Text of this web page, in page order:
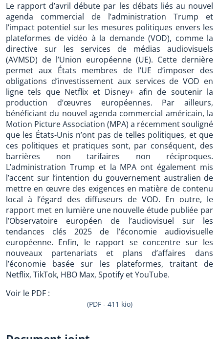
Le rapport d’avril débute par les débats liés au nouvel
agenda commercial de l’administration Trump et
l’impact potentiel sur les mesures politiques envers les
plateformes de vidéo à la demande (VOD), comme la
directive sur les services de médias audiovisuels
(AVMSD) de l’Union européenne (UE). Cette dernière
permet aux États membres de l’UE d’imposer des
obligations d’investissement aux services de VOD en
ligne tels que Netflix et Disney+ afin de soutenir la
production d’œuvres européennes. Par ailleurs,
bénéficiant du nouvel agenda commercial américain, la
Motion Picture Association (MPA) a récemment souligné
que les États-Unis n’ont pas de telles politiques, et que
ces politiques et pratiques sont, par conséquent, des
barrières non tarifaires non réciproques.
L’administration Trump et la MPA ont également mis
l’accent sur l’intention du gouvernement australien de
mettre en œuvre des exigences en matière de contenu
local à l’égard des diffuseurs de VOD. En outre, le
rapport met en lumière une nouvelle étude publiée par
l’Observatoire européen de l’audiovisuel sur les
tendances clés 2025 de l’économie audiovisuelle
européenne. Enfin, le rapport se concentre sur les
nouveaux partenariats et plans d’affaires dans
l’économie basée sur les plateformes, traitant de
Netflix, TikTok, HBO Max, Spotify et YouTube.
Voir le PDF :
(PDF - 411 kio)